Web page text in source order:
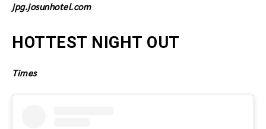
jpg.josunhotel.com
HOTTEST NIGHT OUT
Times